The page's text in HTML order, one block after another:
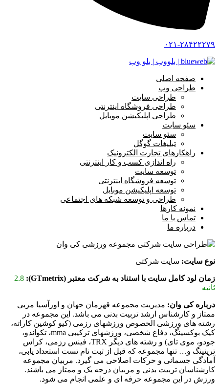
۰۲۱-۲۸۴۲۲۲۷۹
صفحه اصلی
طراحی وب
طراحی سایت
طراحی فروشگاه اینترنتی
طراحی اپلیکیشن موبایل
سئو سایت
سئو سایت
تبلیغات گوگل
راهکارهای تجارت الکترونیک
راه اندازی کسب و کار اینترنتی
توسعه سایت
توسعه فروشگاه اینترنتی
توسعه اپلیکیشن موبایل
طراحی و توسعه شبکه های اجتماعی
نمونه کارها
تماس با ما
درباره ما
نوع سایت: سایت شرکتی
زمان لود کامل سایت با استناد به شرکت معتبر (GTmetrix):
2.8
ثانیه
درباره کی وان: مدیریت مجموعه قهرمان جهان و اورآسیا مربی
ممتاز و کارشناس ارشد تربیت بدنی می باشد. این مجموعه در
رشته های ورزشی الخصوص ورزشهای رزمی (کیو کوشین کاراته،
کیک بوکسینگ، دفاع شخصی، ورزشهای ترکیبی mma، تکواندو،
جودو، موی تای) و رشته های دیگر TRX، فینس رزمی، کراس
ترینینگ و… تنها مجموعه که قبل از ثبت نام تست استعداد یابی،
آمادگی جسمانی و حرکات اصلاحی می گیرد. مربیان مجموعه
کارشناسان تربیت بدنی و مربیان درجه یک و ممتاز می باشند.
ورزش در این مجموعه حرفه ای و علمی انجام می شود.